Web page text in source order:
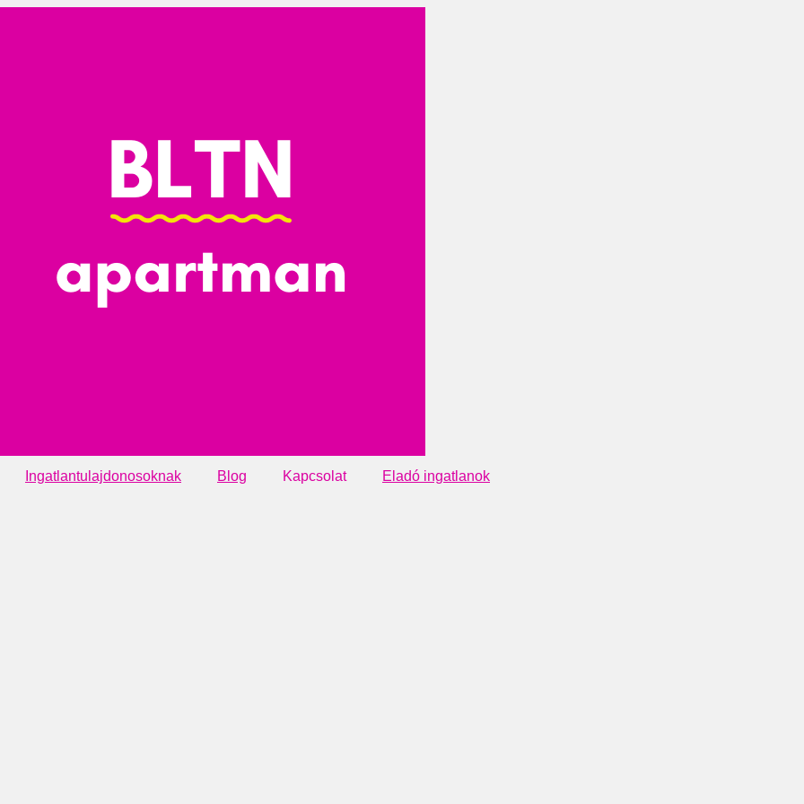
Ingatlantulajdonosoknak Blog Kapcsolat Eladó ingatlanok